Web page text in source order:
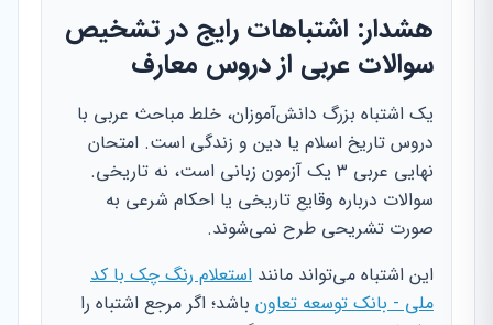
هشدار: اشتباهات رایج در تشخیص
سوالات عربی از دروس معارف
یک اشتباه بزرگ دانش‌آموزان، خلط مباحث عربی با
دروس تاریخ اسلام یا دین و زندگی است. امتحان
نهایی عربی ۳ یک آزمون زبانی است، نه تاریخی.
سوالات درباره وقایع تاریخی یا احکام شرعی به
صورت تشریحی طرح نمی‌شوند.
این اشتباه می‌تواند مانند استعلام رنگ چک با کد
ملی - بانک توسعه تعاون باشد؛ اگر مرجع اشتباه را